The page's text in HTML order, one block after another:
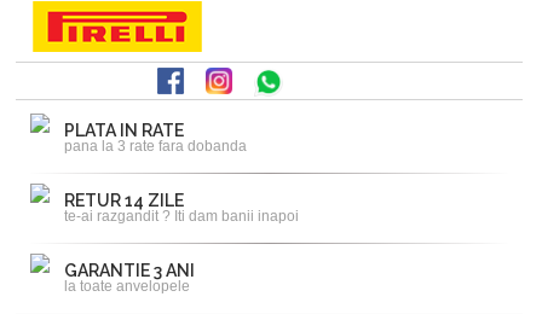
PLATA IN RATE
pana la 3 rate fara dobanda
RETUR 14 ZILE
te-ai razgandit ? Iti dam banii inapoi
GARANTIE 3 ANI
la toate anvelopele